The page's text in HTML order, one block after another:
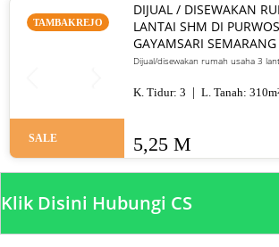
TAMBAKREJO
SALE
DIJUAL / DISEWAKAN
LANTAI SHM DI
GAYAMSARI SEMARANG
Dijual/disewakan rumah usaha 3
utama. Jual 5,25 M / sewa 135 juta
K. Tidur: 3 L. Tanah: 310
5,25 M
Klik Disini Hubungi CS